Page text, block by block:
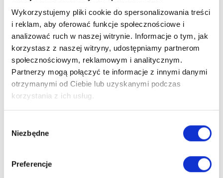
Wykorzystujemy pliki cookie do spersonalizowania treści
i reklam, aby oferować funkcje społecznościowe i
analizować ruch w naszej witrynie. Informacje o tym, jak
korzystasz z naszej witryny, udostępniamy partnerom
społecznościowym, reklamowym i analitycznym.
Partnerzy mogą połączyć te informacje z innymi danymi
otrzymanymi od Ciebie lub uzyskanymi podczas
korzystania z ich usług.
zgody
Niezbędne
Preferencje
Podłoga do domku narzędziowego
Handy - więcej informacji
Parametry:
Grubość podłogi:28 mm
Materiał wykonania: surowe drewno świerkowe
Impregnacja: Nie. Produkt należy zaimpregnować.
Impregnacja i konserwacja
Podłoga jest w stanie surowym, dlatego w celu
zabezpieczenia, należy ją najpierw zaimpregnować.
Regularna impregnacja
chroni przed rozwojem grzybów,
insektów, ogranicza palność, chroni przed zawilgoceniem oraz